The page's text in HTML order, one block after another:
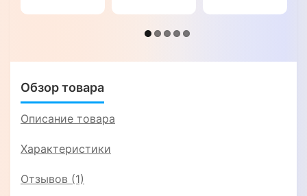
LUXURY"
Обзор товара
Описание товара
Характеристики
Отзывов (1)